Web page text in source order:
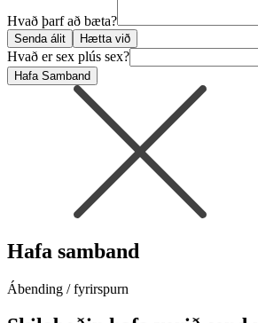
Hvað þarf að bæta?
Senda álit Hætta við
Hvað er sex plús sex?
Hafa Samband
Hafa samband
Ábending / fyrirspurn